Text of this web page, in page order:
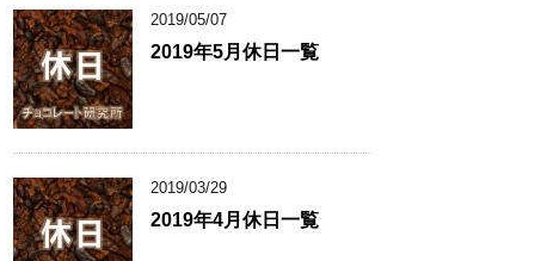
2019/05/07
2019年5月休日一覧
2019/03/29
2019年4月休日一覧